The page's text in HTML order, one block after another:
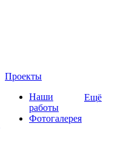
Проекты
Наши
работы
Фотогалерея
Ещё